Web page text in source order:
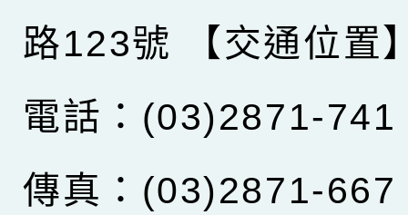
路123號
【交通位置
電話：(03)2871-741
傳真：(03)2871-667